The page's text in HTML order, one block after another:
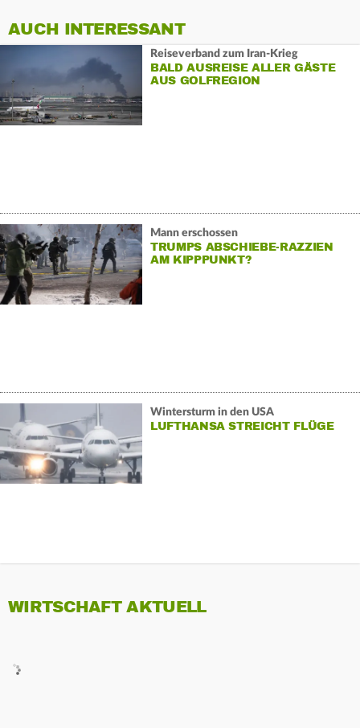
AUCH INTERESSANT
Reiseverband zum Iran-Krieg
BALD AUSREISE ALLER GÄSTE
AUS GOLFREGION
Mann erschossen
TRUMPS ABSCHIEBE-RAZZIEN
AM KIPPPUNKT?
Wintersturm in den USA
LUFTHANSA STREICHT FLÜGE
WIRTSCHAFT AKTUELL